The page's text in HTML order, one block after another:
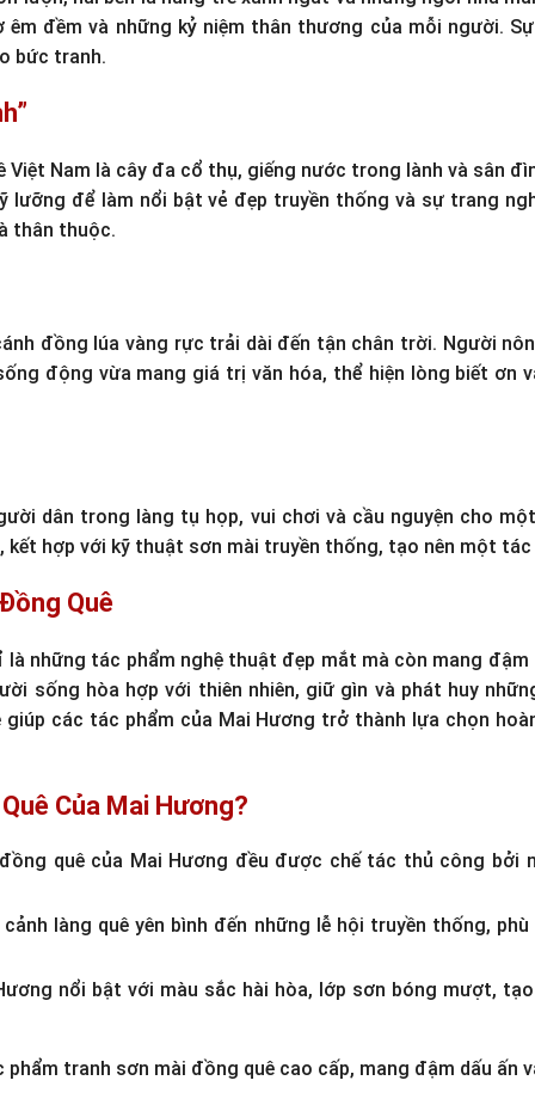
đềm và những kỷ niệm thân thương của mỗi người.
bức tranh.
Nam là cây đa cổ thụ, giếng nước trong lành và sân
để làm nổi bật vẻ đẹp truyền thống và sự trang
thân thuộc.
đồng lúa vàng rực trải dài đến tận chân trời. Người
động vừa mang giá trị văn hóa, thể hiện lòng biết ơn
dân trong làng tụ họp, vui chơi và cầu nguyện cho
hợp với kỹ thuật sơn mài truyền thống, tạo nên một
Quê
những tác phẩm nghệ thuật đẹp mắt mà còn mang
sống hòa hợp với thiên nhiên, giữ gìn và phát huy
các tác phẩm của Mai Hương trở thành lựa chọn
Của Mai Hương?
quê của Mai Hương đều được chế tác thủ công bởi
làng quê yên bình đến những lễ hội truyền thống,
nổi bật với màu sắc hài hòa, lớp sơn bóng mượt,
tranh sơn mài đồng quê cao cấp, mang đậm dấu ấn